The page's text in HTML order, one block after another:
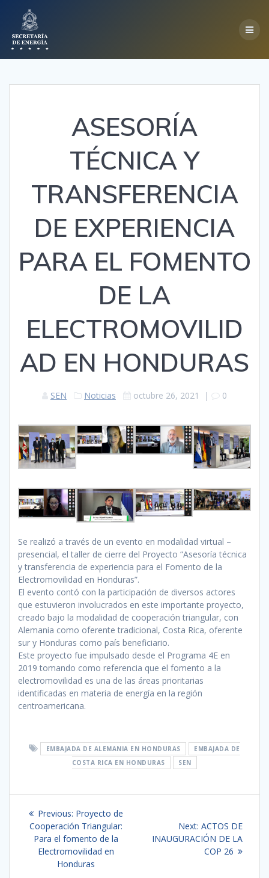
ASESORÍA
TÉCNICA Y
TRANSFERENCIA
DE EXPERIENCIA
PARA EL FOMENTO
DE LA
ELECTROMOVILID
AD EN HONDURAS
SEN Noticias octubre 26, 2021 | 0
Se realizó a través de un evento en modalidad virtual –
presencial, el taller de cierre del Proyecto “Asesoría técnica
y transferencia de experiencia para el Fomento de la
Electromovilidad en Honduras”.
El evento contó con la participación de diversos actores
que estuvieron involucrados en este importante proyecto,
creado bajo la modalidad de cooperación triangular, con
Alemania como oferente tradicional, Costa Rica, oferente
sur y Honduras como país beneficiario.
Este proyecto fue impulsado desde el Programa 4E en
2019 tomando como referencia que el fomento a la
electromovilidad es una de las áreas prioritarias
identificadas en materia de energía en la región
centroamericana.
EMBAJADA DE ALEMANIA EN HONDURAS
EMBAJADA DE
COSTA RICA EN HONDURAS
SEN
Navegación
entradas
Previous: Previous
post:
Proyecto de
Cooperación Triangular:
Para el fomento de la
Electromovilidad en
Honduras
Next: Next
post:
ACTOS DE
INAUGURACIÓN DE LA
COP 26